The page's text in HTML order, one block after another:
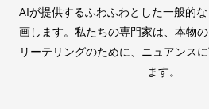
AIが提供するふわふわとした一般的
画します。私たちの専門家は、本物
リーテリングのために、ニュアンス
ます。